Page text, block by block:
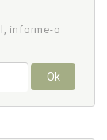
informe-o
Ok